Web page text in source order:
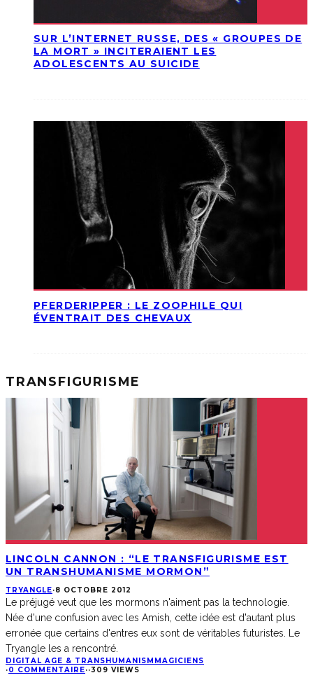
SUR L’INTERNET RUSSE, DES « GROUPES DE
LA MORT » INCITERAIENT LES
ADOLESCENTS AU SUICIDE
PFERDERIPPER : LE ZOOPHILE QUI
ÉVENTRAIT DES CHEVAUX
TRANSFIGURISME
LINCOLN CANNON : “LE TRANSFIGURISME EST
UN TRANSHUMANISME MORMON”
TRYANGLE·8 OCTOBRE 2012
Le préjugé veut que les mormons n'aiment pas la technologie.
Née d'une confusion avec les Amish, cette idée est d'autant plus
erronée que certains d'entres eux sont de véritables futuristes. Le
Tryangle les a rencontré.
DIGITAL AGE & TRANSHUMANISM MAGICIENS
·0 COMMENTAIRE··309 VIEWS